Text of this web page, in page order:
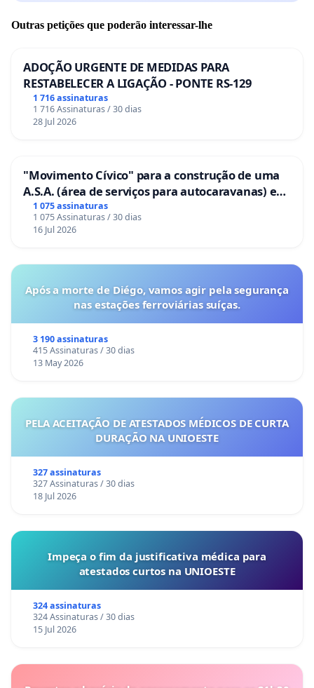
Outras petições que poderão interessar-lhe
ADOÇÃO URGENTE DE MEDIDAS PARA
RESTABELECER A LIGAÇÃO - PONTE RS-129
1 716 assinaturas
1 716 Assinaturas / 30 dias
28 Jul 2026
"Movimento Cívico" para a construção de uma
A.S.A. (área de serviços para autocaravanas) em
Coimbra
1 075 assinaturas
1 075 Assinaturas / 30 dias
16 Jul 2026
Após a morte de Diégo, vamos agir pela segurança
nas estações ferroviárias suíças.
3 190 assinaturas
415 Assinaturas / 30 dias
13 May 2026
PELA ACEITAÇÃO DE ATESTADOS MÉDICOS DE CURTA
DURAÇÃO NA UNIOESTE
327 assinaturas
327 Assinaturas / 30 dias
18 Jul 2026
Impeça o fim da justificativa médica para
atestados curtos na UNIOESTE
324 assinaturas
324 Assinaturas / 30 dias
15 Jul 2026